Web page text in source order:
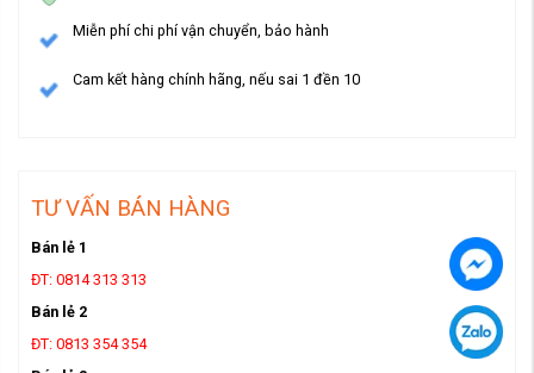
Miễn phí chi phí vận chuyển, bảo hành
Cam kết hàng chính hãng, nếu sai 1 đền 10
TƯ VẤN BÁN HÀNG
Bán lẻ 1
ĐT: 0814 313 313
Bán lẻ 2
ĐT: 0813 354 354